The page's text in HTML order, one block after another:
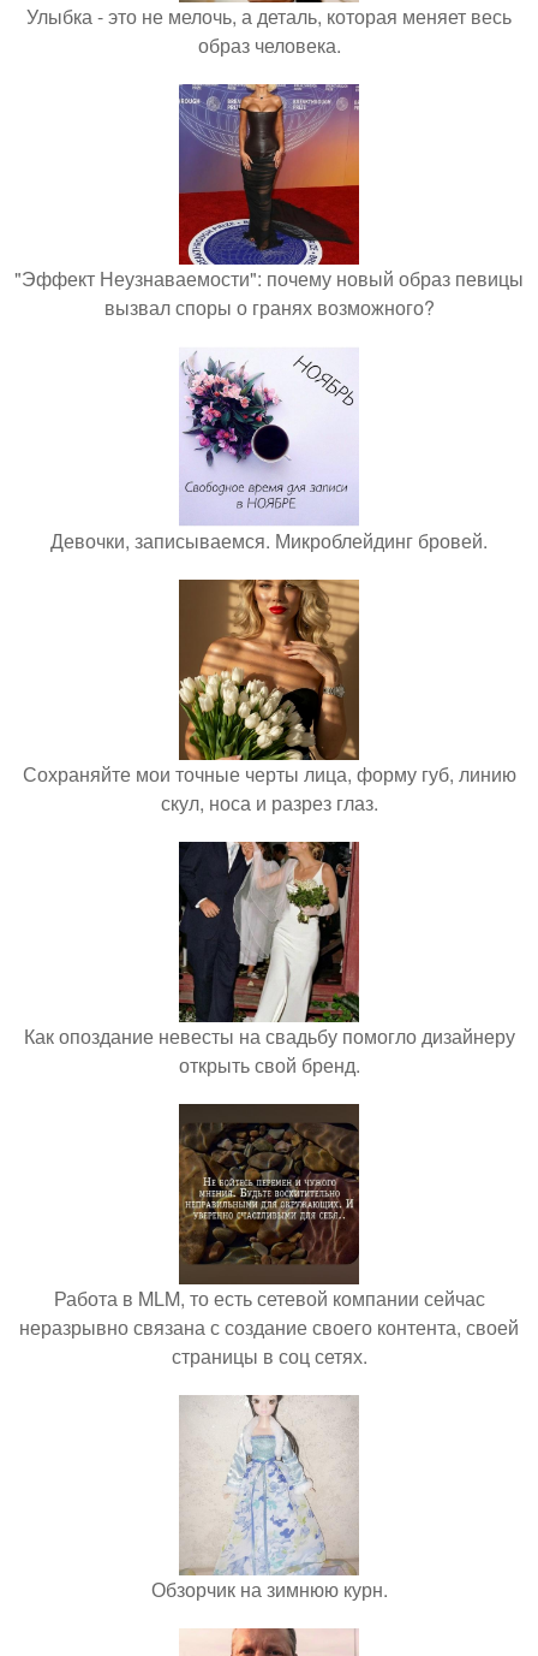
Улыбка - это не мелочь, а деталь, которая меняет весь
образ человека.
"Эффект Неузнаваемости": почему новый образ певицы
вызвал споры о гранях возможного?
Девочки, записываемся. Микроблейдинг бровей.
Сохраняйте мои точные черты лица, форму губ, линию
скул, носа и разрез глаз.
Как опоздание невесты на свадьбу помогло дизайнеру
открыть свой бренд.
Работа в MLM, то есть сетевой компании сейчас
неразрывно связана с создание своего контента, своей
страницы в соц сетях.
Обзорчик на зимнюю курн.